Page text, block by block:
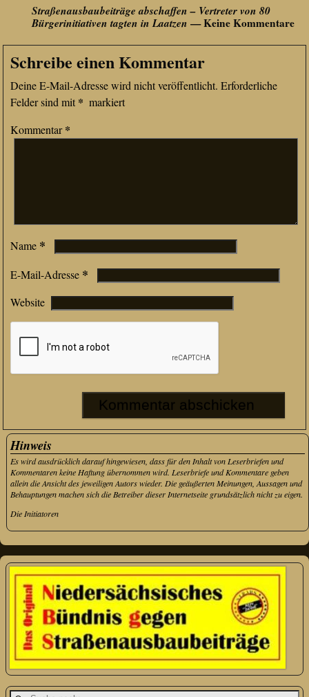
Straßenausbaubeiträge abschaffen – Vertreter von 80
Bürgerinitiativen tagten in Laatzen — Keine Kommentare
Schreibe einen Kommentar
Deine E-Mail-Adresse wird nicht veröffentlicht. Erforderliche
Felder sind mit * markiert
Kommentar*
Name *
E-Mail-Adresse *
Website
Hinweis
Es wird ausdrücklich darauf hingewiesen, dass für den Inhalt von Leserbriefen und
Kommentaren keine Haftung übernommen wird. Leserbriefe und Kommentare geben
allein die Ansicht des jeweiligen Autors wieder. Die geäußerten Meinungen, Aussagen und
Behauptungen machen sich die Betreiber dieser Internetseite grundsätzlich nicht zu eigen.
Die Initiatoren